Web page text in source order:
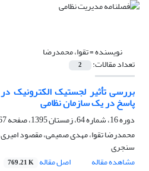
نویسنده =تقوا، محمدرضا
تعداد مقالات: 2
بررسی تأثیر لجستیک
پاسخ در یک سازمان نظامی
دوره 16، شماره 64، زمستان 1395، صفحه
90
محمدرضا تقوا، مهدی صمیمی، مقصود
سنجری
مشاهده مقاله
اصل مقاله 769.21 K